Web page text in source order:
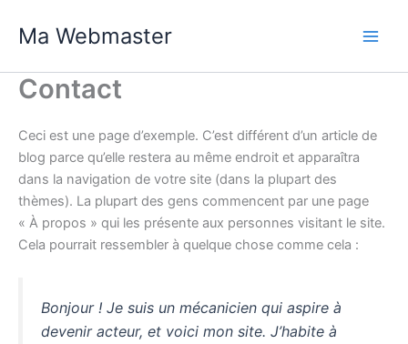
Ma Webmaster
Contact
Ceci est une page d’exemple. C’est différent d’un article de
blog parce qu’elle restera au même endroit et apparaîtra
dans la navigation de votre site (dans la plupart des
thèmes). La plupart des gens commencent par une page
« À propos » qui les présente aux personnes visitant le site.
Cela pourrait ressembler à quelque chose comme cela :
Bonjour ! Je suis un mécanicien qui aspire à
devenir acteur, et voici mon site. J’habite à